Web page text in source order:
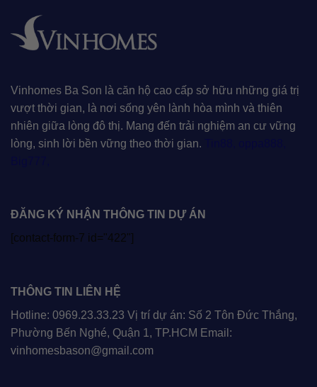
Vinhomes Ba Son là căn hộ cao cấp sở hữu những giá trị
vượt thời gian, là nơi sống yên lành hòa mình và thiên
nhiên giữa lòng đô thị. Mang đến trải nghiệm an cư vững
lòng, sinh lời bền vững theo thời gian.
ĐĂNG KÝ NHẬN THÔNG TIN DỰ ÁN
[contact-form-7 id="422"]
THÔNG TIN LIÊN HỆ
Hotline: 0969.23.33.23 Vị trí dự án: Số 2 Tôn Đức Thắng,
Phường Bến Nghé, Quận 1, TP.HCM Email:
vinhomesbason@gmail.com